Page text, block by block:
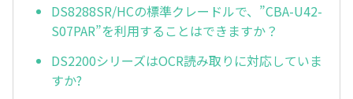
DS8288SR/HCの標準クレードルで、”CBA-U42-
S07PAR”を利用することはできますか？
DS2200シリーズはOCR読み取りに対応していま
すか?